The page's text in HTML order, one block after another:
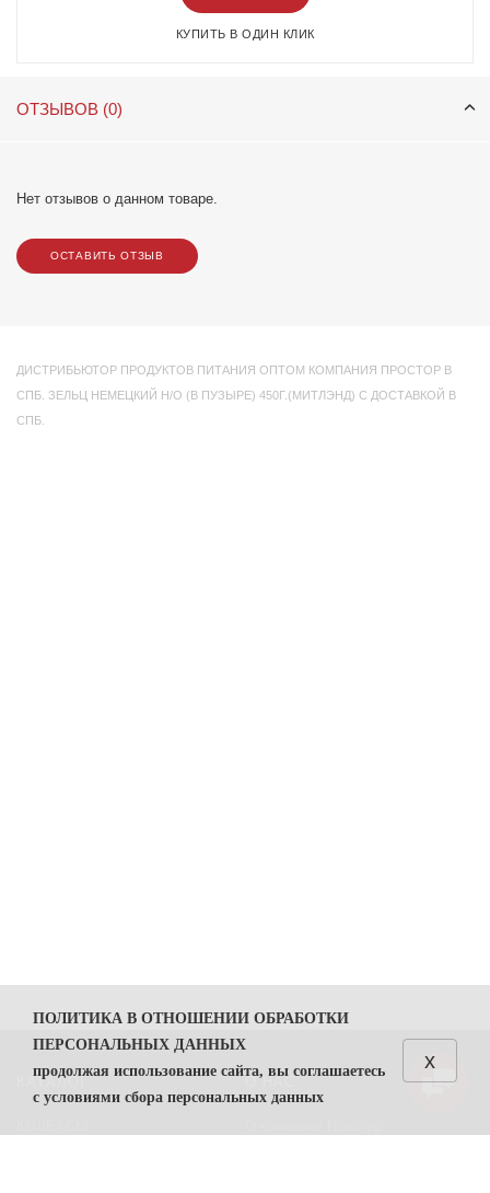
КУПИТЬ В ОДИН КЛИК
ОТЗЫВОВ (0)
Нет отзывов о данном товаре.
ОСТАВИТЬ ОТЗЫВ
ДИСТРИБЬЮТОР ПРОДУКТОВ ПИТАНИЯ ОПТОМ КОМПАНИЯ ПРОСТОР В
СПБ. ЗЕЛЬЦ НЕМЕЦКИЙ Н/О (В ПУЗЫРЕ) 450Г.(МИТЛЭНД) С ДОСТАВКОЙ В
СПБ.
КАТАЛОГ О НАС
ПОЛИТИКА В ОТНОШЕНИИ ОБРАБОТКИ
ПЕРСОНАЛЬНЫХ ДАННЫХ
продолжая использование сайта, вы соглашаетесь
с условиями сбора персональных данных
x